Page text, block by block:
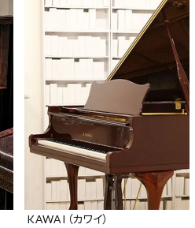
KAWAI（カワイ）